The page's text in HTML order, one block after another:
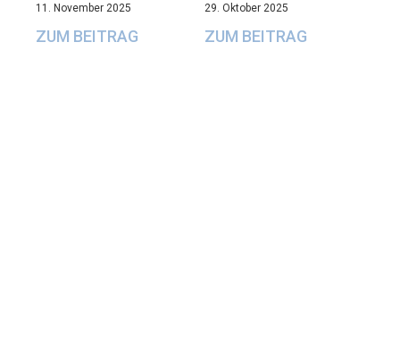
11. November 2025
ZUM BEITRAG
29. Oktober 2025
ZUM BEITRAG